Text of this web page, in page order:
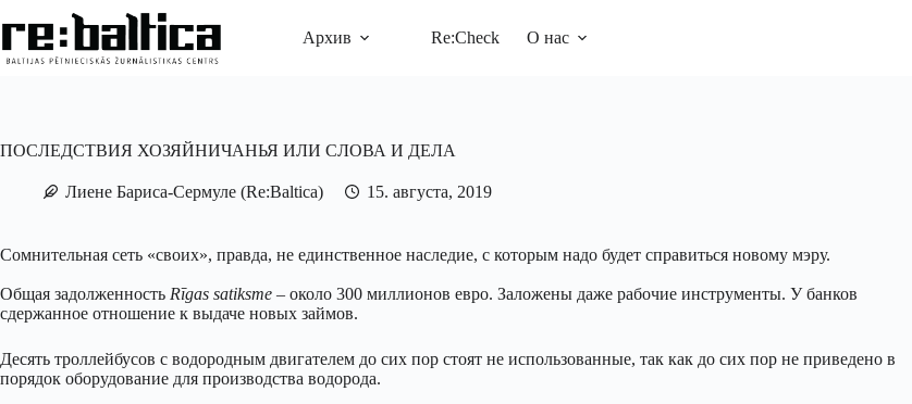
к
сути
Архив Re:Check О нас
ПОСЛЕДСТВИЯ ХОЗЯЙНИЧАНЬЯ ИЛИ СЛОВА И ДЕЛА
Лиене Бариса-Сермуле (Re:Baltica) 15. августа, 2019
Сомнительная сеть «своих», правда, не единственное наследие, с которым надо будет справиться новому мэру.
Общая задолженность Rīgas satiksme – около 300 миллионов евро. Заложены даже рабочие инструменты. У банков
сдержанное отношение к выдаче новых займов.
Десять троллейбусов с водородным двигателем до сих пор стоят не использованные, так как до сих пор не приведено в
порядок оборудование для производства водорода.